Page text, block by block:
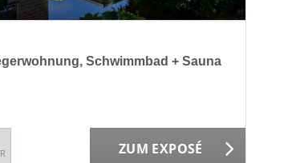
Schwimmbad + Sauna
ZUM EXPOSÉ